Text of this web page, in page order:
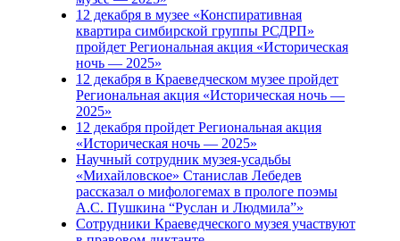
12 декабря в музее «Конспиративная
квартира симбирской группы РСДРП»
пройдет Региональная акция «Историческая
ночь — 2025»
12 декабря в Краеведческом музее пройдет
Региональная акция «Историческая ночь —
2025»
12 декабря пройдет Региональная акция
«Историческая ночь — 2025»
Научный сотрудник музея-усадьбы
«Михайловское» Станислав Лебедев
рассказал о мифологемах в прологе поэмы
А.С. Пушкина “Руслан и Людмила”»
Сотрудники Краеведческого музея участвуют